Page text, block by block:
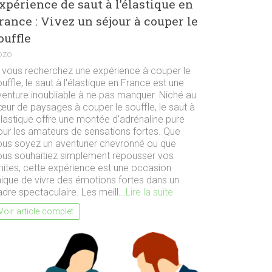
de saut à l’élastique en
: Vivez un séjour à couper le
vous recherchez une expérience à couper le
le saut à l'élastique en France est une
inoubliable à ne pas manquer. Niché au
de paysages à couper le souffle, le saut à
offre une montée d'adrénaline pure
les amateurs de sensations fortes. Que
soyez un aventurier chevronné ou que
souhaitiez simplement repousser vos
cette expérience est une occasion
de vivre des émotions fortes dans un
spectaculaire. Les meill... Lire la suite
article complet